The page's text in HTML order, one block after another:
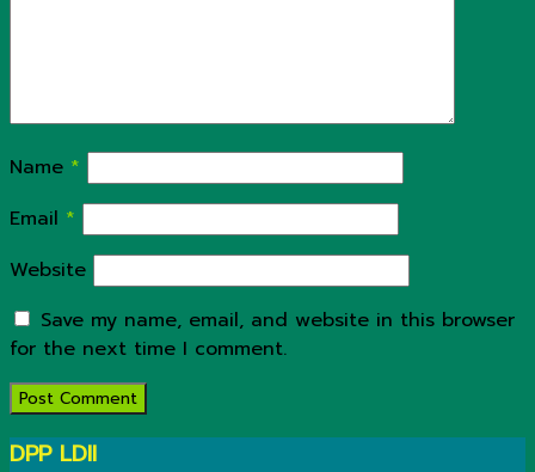
Name *
Email *
Website
Save my name, email, and website in this browser
for the next time I comment.
DPP LDII